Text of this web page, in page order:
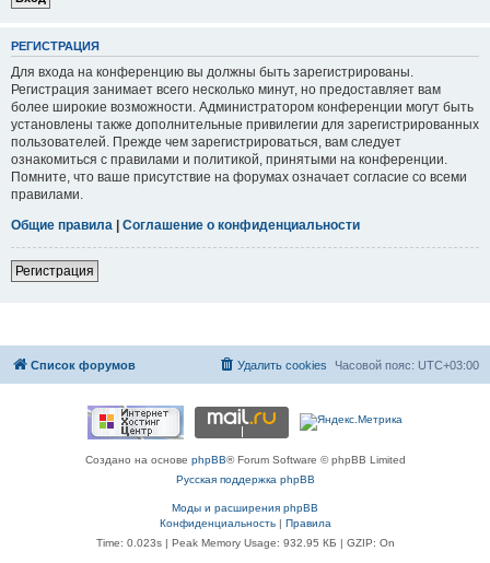
РЕГИСТРАЦИЯ
Для входа на конференцию вы должны быть зарегистрированы.
Регистрация занимает всего несколько минут, но предоставляет вам
более широкие возможности. Администратором конференции могут быть
установлены также дополнительные привилегии для зарегистрированных
пользователей. Прежде чем зарегистрироваться, вам следует
ознакомиться с правилами и политикой, принятыми на конференции.
Помните, что ваше присутствие на форумах означает согласие со всеми
правилами.
Общие правила | Соглашение о конфиденциальности
Регистрация
Список форумов Часовой пояс: UTC+03:00
Удалить cookies
Создано на основе phpBB® Forum Software © phpBB Limited
Русская поддержка phpBB
Моды и расширения phpBB
Конфиденциальность| Правила
Time: 0.023s| Peak Memory Usage: 932.95 КБ | GZIP: On